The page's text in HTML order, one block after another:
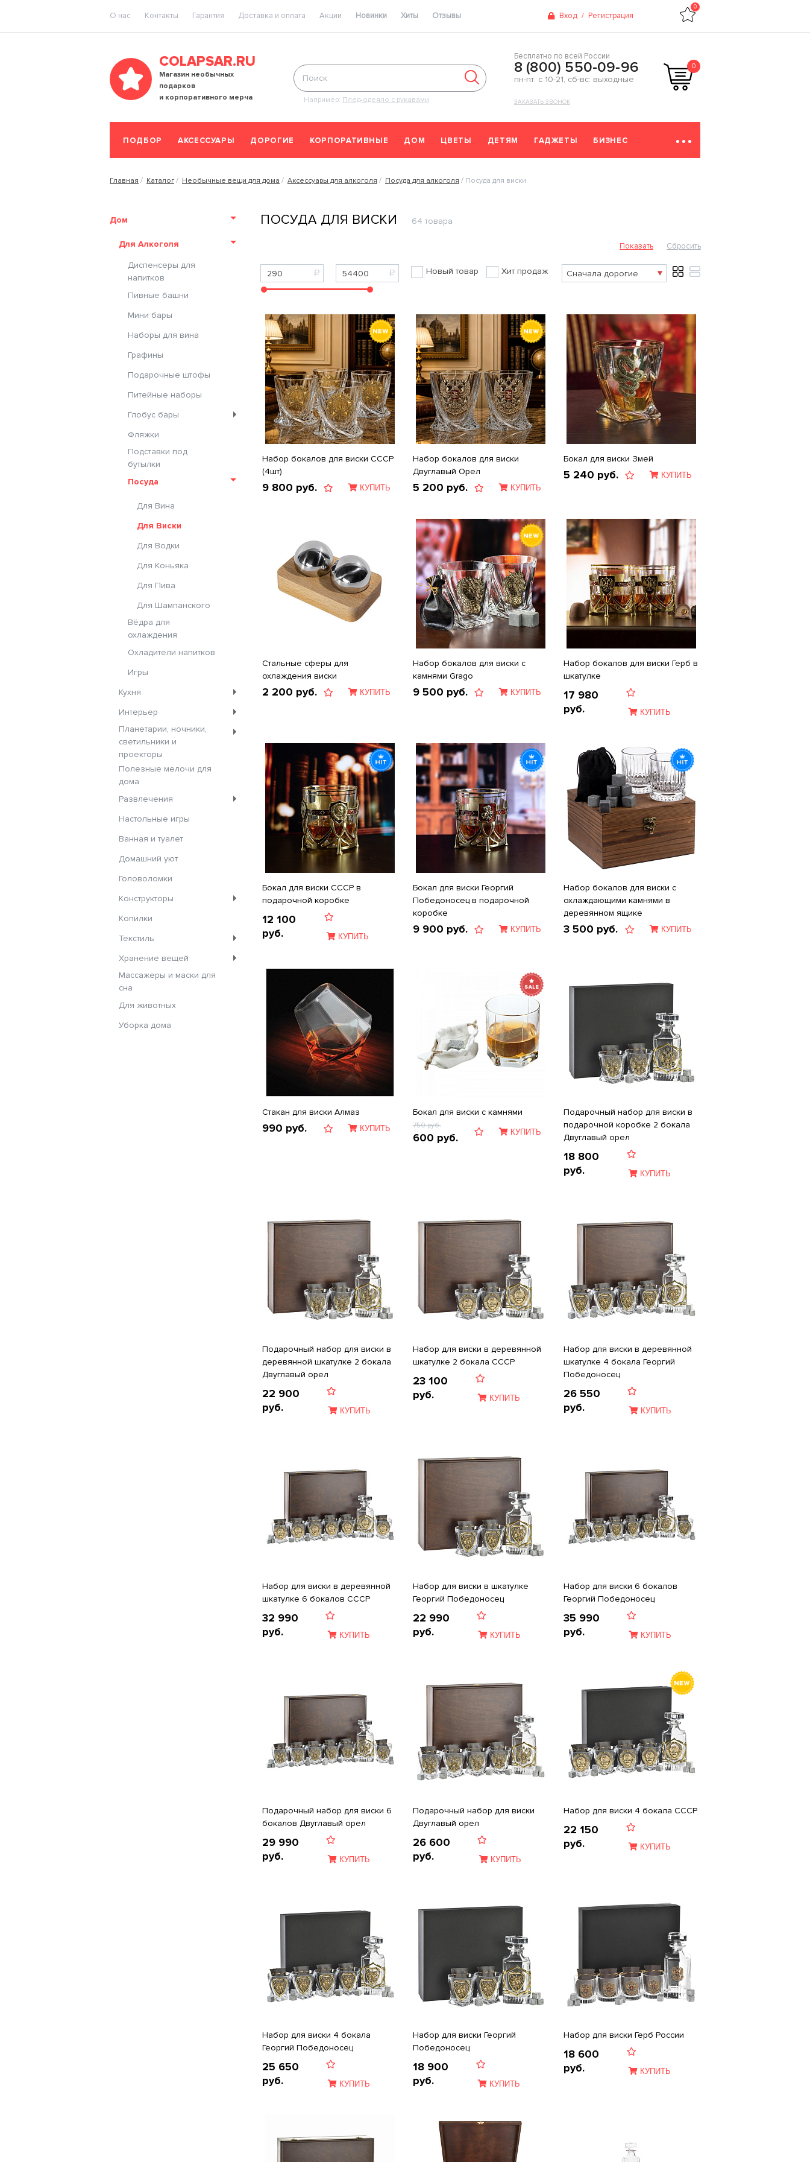
O нас Контакты Гарантия Доставка и оплата Акции Новинки Хиты Отзывы Вход / Регистрация
0
COLAPSAR.RU
Магазин необычных
подарков
и корпоративного мерча
Например: Плед-одеяло с рукавами
Бесплатно по всей России
8 (800) 550-09-96
пн-пт: с 10-21, сб-вс: выходные
ЗАКАЗАТЬ ЗВОНОК
0
ПОДБОР АКСЕССУАРЫ ДОРОГИЕ КОРПОРАТИВНЫЕ ДОМ ЦВЕТЫ ДЕТЯМ ГАДЖЕТЫ БИЗНЕС
Главная Каталог Необычные вещи для дома Аксессуары для алкоголя Посуда для алкоголя Посуда для виски
Дом
Для Алкоголя
Диспенсеры для
напитков
Пивные башни
Мини бары
Наборы для вина
Графины
Подарочные штофы
Питейные наборы
Глобус бары
Фляжки
Подставки под
бутылки
Посуда
Для Вина
Для Виски
Для Водки
Для Коньяка
Для Пива
Для Шампанского
Вёдра для
охлаждения
Охладители напитков
Игры
Кухня
Интерьер
Планетарии, ночники,
светильники и
проекторы
Полезные мелочи для
дома
Развлечения
Настольные игры
Ванная и туалет
Домашний уют
Головоломки
Конструкторы
Копилки
Текстиль
Хранение вещей
Массажеры и маски для
сна
Для животных
Уборка дома
ПОСУДА ДЛЯ ВИСКИ 64 товара
Новый товар Хит продаж
Набор бокалов для виски СССР
(4шт)
9 800 руб. КУПИТЬ
Набор бокалов для виски
Двуглавый Орел
5 200 руб. КУПИТЬ
Бокал для виски Змей
5 240 руб. КУПИТЬ
Стальные сферы для
охлаждения виски
2 200 руб. КУПИТЬ
Набор бокалов для виски с
камнями Grago
9 500 руб. КУПИТЬ
Набор бокалов для виски Герб в
шкатулке
17 980
руб.
КУПИТЬ
Бокал для виски СССР в
подарочной коробке
12 100
руб.
КУПИТЬ
Бокал для виски Георгий
Победоносец в подарочной
коробке
9 900 руб. КУПИТЬ
Набор бокалов для виски с
охлаждающими камнями в
деревянном ящике
3 500 руб. КУПИТЬ
Стакан для виски Алмаз
990 руб. КУПИТЬ
Бокал для виски с камнями
750руб.
600 руб. КУПИТЬ
Подарочный набор для виски в
подарочной коробке 2 бокала
Двуглавый орел
18 800
руб.
КУПИТЬ
Подарочный набор для виски в
деревянной шкатулке 2 бокала
Двуглавый орел
22 900
руб.
КУПИТЬ
Набор для виски в деревянной
шкатулке 2 бокала СССР
23 100
руб.
КУПИТЬ
Набор для виски в деревянной
шкатулке 4 бокала Георгий
Победоносец
26 550
руб.
КУПИТЬ
Набор для виски в деревянной
шкатулке 6 бокалов СССР
32 990
руб.
КУПИТЬ
Набор для виски в шкатулке
Георгий Победоносец
22 990
руб.
КУПИТЬ
Набор для виски 6 бокалов
Георгий Победоносец
35 990
руб.
КУПИТЬ
Подарочный набор для виски 6
бокалов Двуглавый орел
29 990
руб.
КУПИТЬ
Подарочный набор для виски
Двуглавый орел
26 600
руб.
КУПИТЬ
Набор для виски 4 бокала СССР
22 150
руб.
КУПИТЬ
Набор для виски 4 бокала
Георгий Победоносец
25 650
руб.
КУПИТЬ
Набор для виски Георгий
Победоносец
18 900
руб.
КУПИТЬ
Набор для виски Герб России
18 600
руб.
КУПИТЬ